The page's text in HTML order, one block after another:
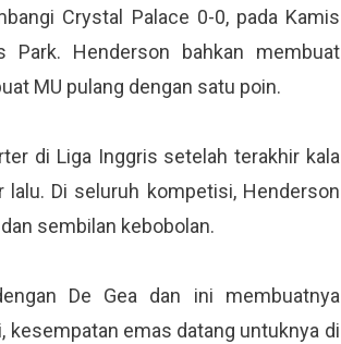
Crystal Palace 0-0, pada Kamis
Henderson bahkan membuat
MU pulang dengan satu poin.
di Liga Inggris setelah terakhir kala
Di seluruh kompetisi, Henderson
sembilan kebobolan.
De Gea dan ini membuatnya
kesempatan emas datang untuknya di